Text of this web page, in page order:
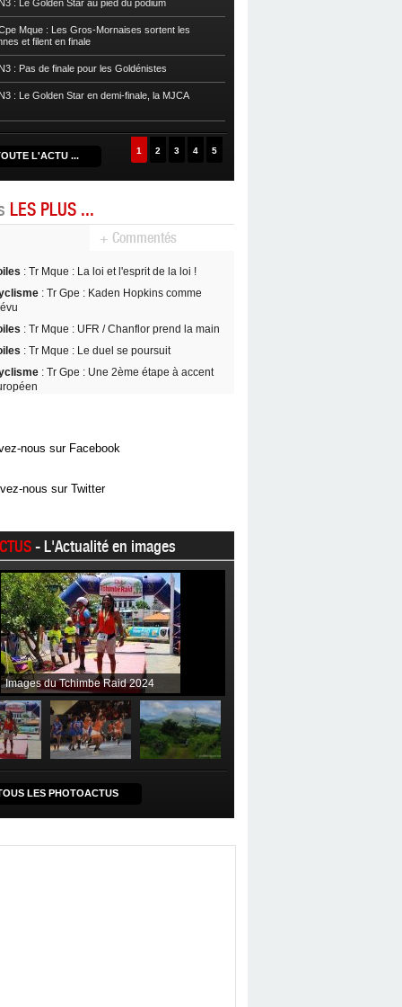
: Le Golden Star au pied du podium
Mque : Les Gros-Mornaises sortent les
et filent en finale
: Pas de finale pour les Goldénistes
: Le Golden Star en demi-finale, la MJCA
L'ACTU ... 1 2 3 4 5
LES PLUS ...
+ Commentés
: Tr Mque : La loi et l'esprit de la loi !
: Tr Gpe : Kaden Hopkins comme
: Tr Mque : UFR / Chanflor prend la main
: Tr Mque : Le duel se poursuit
: Tr Gpe : Une 2ème étape à accent
nous sur Facebook
nous sur Twitter
- L'Actualité en images
Images du Tchimbe Raid 2024
LES PHOTOACTUS